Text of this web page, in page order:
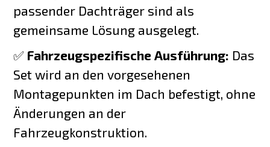
passender Dachträger sind als
gemeinsame Lösung ausgelegt.
✅ Fahrzeugspezifische Ausführung: Das
Set wird an den vorgesehenen
Montagepunkten im Dach befestigt, ohne
Änderungen an der
Fahrzeugkonstruktion.